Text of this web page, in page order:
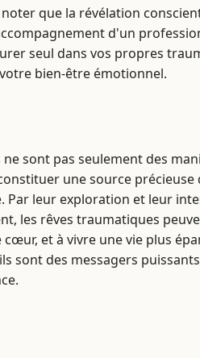
que la révélation
d'un
seul dans vos propres
bien-être émotionnel.
sont pas seulement des
une source
Par leur exploration et leur
les rêves traumatiques
et à vivre une vie plus
sont des messagers